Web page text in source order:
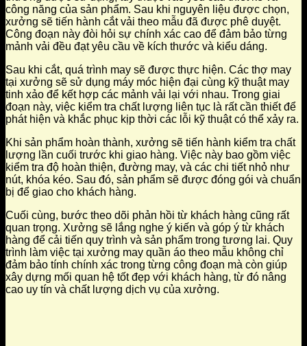
công năng của sản phẩm. Sau khi nguyên liệu được chọn,
xưởng sẽ tiến hành cắt vải theo mẫu đã được phê duyệt.
Công đoạn này đòi hỏi sự chính xác cao để đảm bảo từng
mảnh vải đều đạt yêu cầu về kích thước và kiểu dáng.
Sau khi cắt, quá trình may sẽ được thực hiện. Các thợ may
tại xưởng sẽ sử dụng máy móc hiện đại cùng kỹ thuật may
tinh xảo để kết hợp các mảnh vải lại với nhau. Trong giai
đoạn này, việc kiểm tra chất lượng liên tục là rất cần thiết để
phát hiện và khắc phục kịp thời các lỗi kỹ thuật có thể xảy ra.
Khi sản phẩm hoàn thành, xưởng sẽ tiến hành kiểm tra chất
lượng lần cuối trước khi giao hàng. Việc này bao gồm việc
kiểm tra độ hoàn thiện, đường may, và các chi tiết nhỏ như
nút, khóa kéo. Sau đó, sản phẩm sẽ được đóng gói và chuẩn
bị để giao cho khách hàng.
Cuối cùng, bước theo dõi phản hồi từ khách hàng cũng rất
quan trọng. Xưởng sẽ lắng nghe ý kiến và góp ý từ khách
hàng để cải tiến quy trình và sản phẩm trong tương lai. Quy
trình làm việc tại xưởng may quần áo theo mẫu không chỉ
đảm bảo tính chính xác trong từng công đoạn mà còn giúp
xây dựng mối quan hệ tốt đẹp với khách hàng, từ đó nâng
cao uy tín và chất lượng dịch vụ của xưởng.